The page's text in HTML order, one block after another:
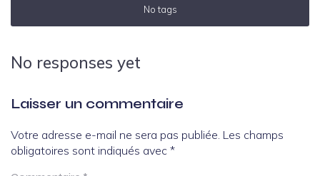
No tags
No responses yet
Laisser un commentaire
Votre adresse e-mail ne sera pas publiée. Les champs
obligatoires sont indiqués avec *